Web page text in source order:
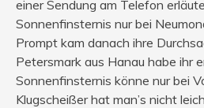
einer Sendung am Telefon
Sonnenfinsternis nur bei
Prompt kam danach ihre
Petersmark aus Hanau habe ihr
Sonnenfinsternis könne nur bei
Klugscheißer hat man’s nicht